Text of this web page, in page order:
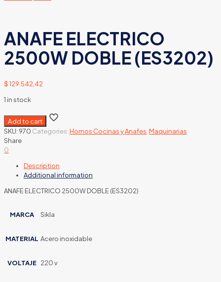
ANAFE ELECTRICO
2500W DOBLE (ES3202)
$129.542,42
1 in stock
Add to cart
SKU: 970 Categories:Hornos Cocinas y Anafes Maquinarias
Share
0
Description
Additional information
ANAFE ELECTRICO 2500W DOBLE (ES3202)
MARCA Sikla
MATERIAL Acero inoxidable
VOLTAJE 220 v